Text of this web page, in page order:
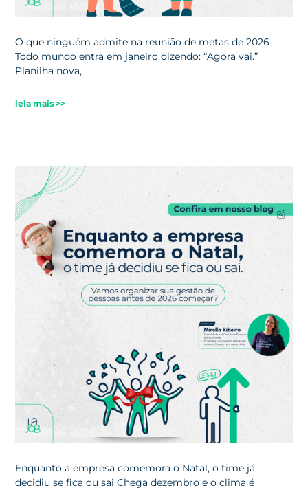
O que ninguém admite na reunião de metas de 2026
Todo mundo entra em janeiro dizendo: “Agora vai.”
Planilha nova,
leia mais >>
Enquanto a empresa comemora o Natal, o time já
decidiu se fica ou sai Chega dezembro e o clima é